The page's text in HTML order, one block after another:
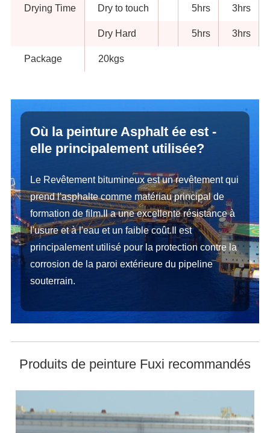
Drying Time Dry to touch 5hrs 3hrs
Dry Hard 5hrs 3hrs
Package 20kgs
Où la peinture Asphalt ée est -
elle principalement utilisée?
Le Revêtement bitumineux est un revêtement qui
prend l'asphalte comme matériau principal de
formation de film.Il a une excellente résistance à
l'usure et à l'eau et un faible coût.Il est
principalement utilisé pour la protection contre la
corrosion de la paroi extérieure du pipeline
souterrain.
Produits de peinture Fuxi recommandés